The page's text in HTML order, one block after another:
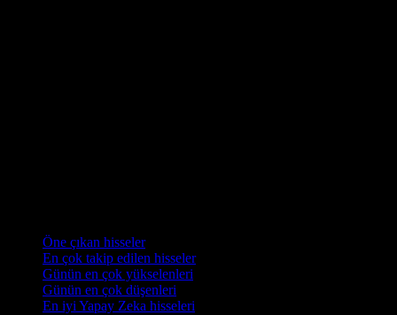
Öne çıkan hisseler
En çok takip edilen hisseler
Günün en çok yükselenleri
Günün en çok düşenleri
En iyi Yapay Zeka hisseleri